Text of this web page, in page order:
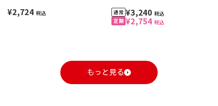
¥2,724 税込
¥2,754 税込
¥3,240 税込
もっと見る